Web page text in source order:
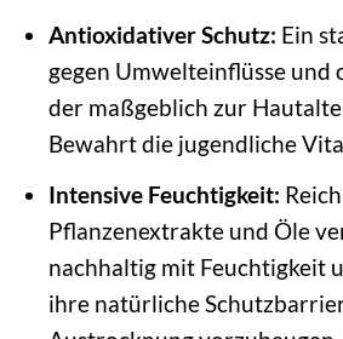
Antioxidativer Schutz: Ein
gegen Umwelteinflüsse und
der maßgeblich zur
Bewahrt die jugendliche
Intensive Feuchtigkeit:
Pflanzenextrakte und Öle
nachhaltig mit Feuchtigkeit
ihre natürliche